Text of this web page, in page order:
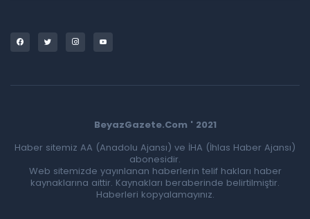
BeyazGazete.Com ' 2021
Haber sitemiz AA (Anadolu Ajansı) ve İHA (İhlas Haber Ajansı)
abonesidir.
Web sitemizde yayınlanan haberlerin telif hakları haber
kaynaklarına aittir. Kaynakları beraberinde belirtilmiştir.
Haberleri kopyalamayınız.